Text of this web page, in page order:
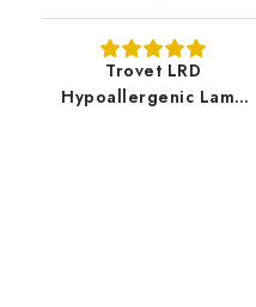
Trovet LRD
Hypoallergenic Lamb